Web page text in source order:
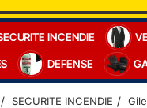
INCENDIE
DEFENSE
SECURITE INCENDIE